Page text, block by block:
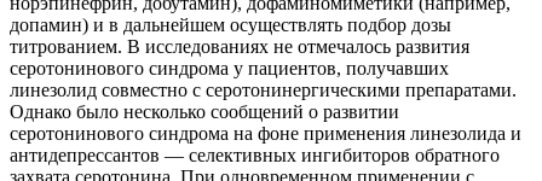
допамин) и в дальнейшем осуществлять подбор дозы
титрованием. В исследованиях не отмечалось развития
серотонинового синдрома у пациентов, получавших
линезолид совместно с серотонинергическими препаратами.
Однако было несколько сообщений о развитии
серотонинового синдрома на фоне применения линезолида и
антидепрессантов — селективных ингибиторов обратного
захвата серотонина. При одновременном применении с